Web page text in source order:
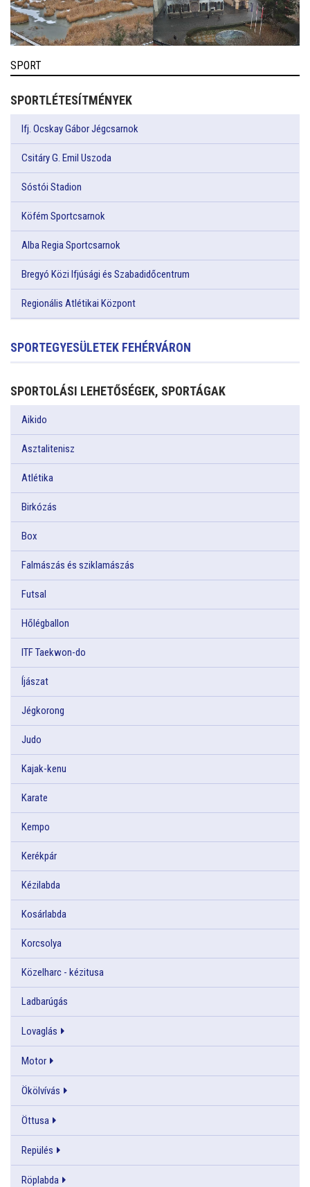
SPORT
SPORTLÉTESÍTMÉNYEK
Ifj. Ocskay Gábor Jégcsarnok
Csitáry G. Emil Uszoda
Sóstói Stadion
Köfém Sportcsarnok
Alba Regia Sportcsarnok
Bregyó Közi Ifjúsági és Szabadidőcentrum
Regionális Atlétikai Központ
SPORTEGYESÜLETEK FEHÉRVÁRON
SPORTOLÁSI LEHETŐSÉGEK, SPORTÁGAK
Aikido
Asztalitenisz
Atlétika
Birkózás
Box
Falmászás és sziklamászás
Futsal
Hőlégballon
ITF Taekwon-do
Íjászat
Jégkorong
Judo
Kajak-kenu
Karate
Kempo
Kerékpár
Kézilabda
Kosárlabda
Korcsolya
Közelharc - kézitusa
Ladbarúgás
Lovaglás
Motor
Ökölvívás
Öttusa
Repülés
Röplabda